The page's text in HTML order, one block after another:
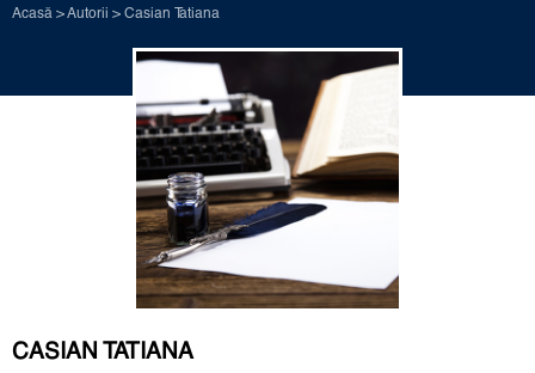
Acasă >Autorii > Casian Tatiana
CASIAN TATIANA